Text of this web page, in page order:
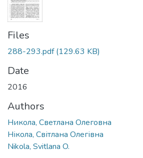
Files
288-293.pdf(129.63 KB)
Date
2016
Authors
Никола, Светлана Олеговна
Нікола, Світлана Олегівна
Nikola, Svitlana O.